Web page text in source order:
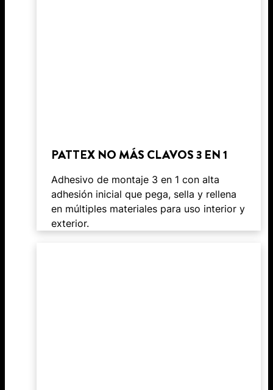
PATTEX NO MÁS CLAVOS 3 EN 1
Adhesivo de montaje 3 en 1 con alta
adhesión inicial que pega, sella y rellena
en múltiples materiales para uso interior y
exterior.